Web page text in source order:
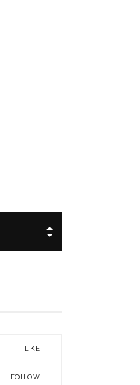
LIKE
FOLLOW